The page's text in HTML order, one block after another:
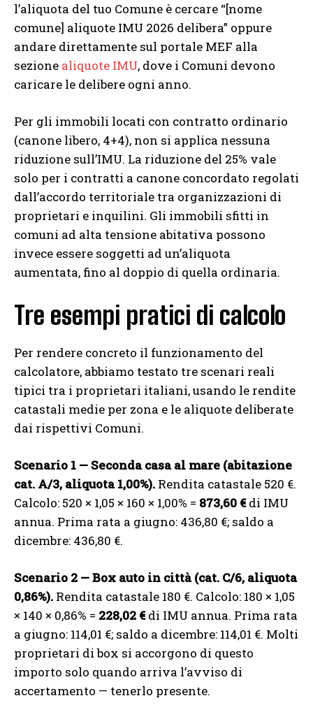
l’aliquota del tuo Comune è cercare “[nome
comune] aliquote IMU 2026 delibera” oppure
andare direttamente sul portale MEF alla
sezione aliquote IMU, dove i Comuni devono
caricare le delibere ogni anno.
Per gli immobili locati con contratto ordinario
(canone libero, 4+4), non si applica nessuna
riduzione sull’IMU. La riduzione del 25% vale
solo per i contratti a canone concordato regolati
dall’accordo territoriale tra organizzazioni di
proprietari e inquilini. Gli immobili sfitti in
comuni ad alta tensione abitativa possono
invece essere soggetti ad un’aliquota
aumentata, fino al doppio di quella ordinaria.
Tre esempi pratici di calcolo
Per rendere concreto il funzionamento del
calcolatore, abbiamo testato tre scenari reali
tipici tra i proprietari italiani, usando le rendite
catastali medie per zona e le aliquote deliberate
dai rispettivi Comuni.
Scenario 1 — Seconda casa al mare (abitazione
cat. A/3, aliquota 1,00%). Rendita catastale 520 €.
Calcolo: 520 × 1,05 × 160 × 1,00% = 873,60 €di IMU
annua. Prima rata a giugno: 436,80 €; saldo a
dicembre: 436,80 €.
Scenario 2 — Box auto in città (cat. C/6, aliquota
0,86%). Rendita catastale 180 €. Calcolo: 180 × 1,05
× 140 × 0,86% = 228,02 €di IMU annua. Prima rata
a giugno: 114,01 €; saldo a dicembre: 114,01 €. Molti
proprietari di box si accorgono di questo
importo solo quando arriva l’avviso di
accertamento — tenerlo presente.